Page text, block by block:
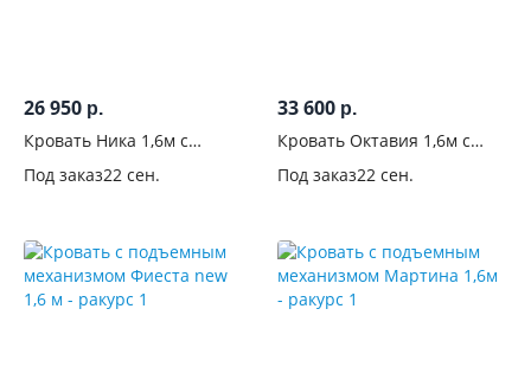
26 950 р.
Кровать Ника 1,6м с
Мокко
Под заказ22 сен.
33 600 р.
Кровать Октавия 1,6м с
Бирюза
Под заказ22 сен.
Тип
Спинки
Изголовье